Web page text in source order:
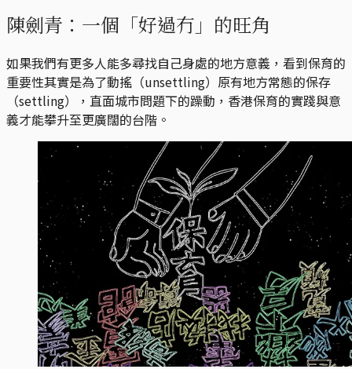
陳劍青：一個「好過冇」的旺角
如果我們有更多人能多尋找自己身處的地方意義，看到保育的
重要性其實是為了動搖（unsettling）原有地方常態的保存
（settling），直面城市問題下的躁動，香港保育的實踐與意
義才能攀升至更廣闊的台階。